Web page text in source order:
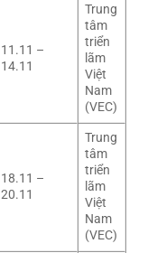
11.11 –
14.11
Trung
tâm
triển
lãm
Việt
Nam
(VEC)
18.11 –
20.11
Trung
tâm
triển
lãm
Việt
Nam
(VEC)